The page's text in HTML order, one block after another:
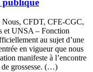
publique
Nous, CFDT, CFE-CGC,
et UNSA – Fonction
au sujet d’une
en vigueur que nous
manifeste à l’encontre
de grossesse. (…)